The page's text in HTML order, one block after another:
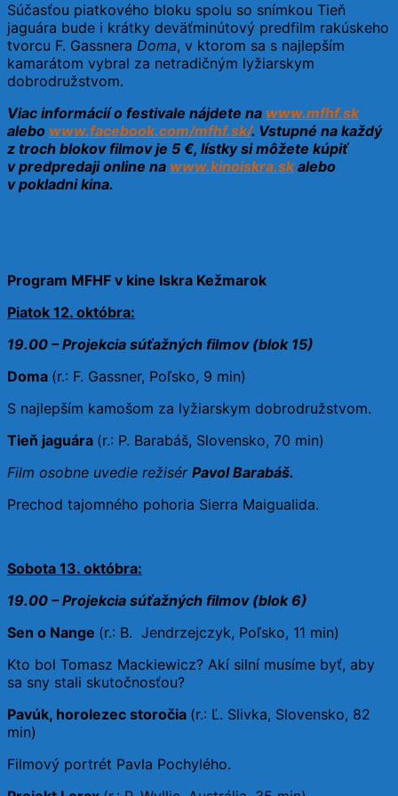
Súčasťou piatkového bloku spolu so snímkou Tieň
jaguára bude i krátky deväťminútový predfilm rakúskeho
tvorcu F. Gassnera Doma, v ktorom sa s najlepším
kamarátom vybral za netradičným lyžiarskym
dobrodružstvom.
Viac informácií o festivale nájdete na www.mfhf.sk
alebo www.facebook.com/mfhf.sk/. Vstupné na každý
z troch blokov filmov je 5 €, lístky si môžete kúpiť
v predpredaji online na www.kinoiskra.skalebo
v pokladni kina.
Program MFHF v kine Iskra Kežmarok
Piatok 12. októbra:
19.00 – Projekcia súťažných filmov (blok 15)
Doma (r.: F. Gassner, Poľsko, 9 min)
S najlepším kamošom za lyžiarskym dobrodružstvom.
Tieň jaguára (r.: P. Barabáš, Slovensko, 70 min)
Film osobne uvedie režisér Pavol Barabáš.
Prechod tajomného pohoria Sierra Maigualida.
Sobota 13. októbra:
19.00 – Projekcia súťažných filmov (blok 6)
Sen o Nange (r.: B. Jendrzejczyk, Poľsko, 11 min)
Kto bol Tomasz Mackiewicz? Akí silní musíme byť, aby
sa sny stali skutočnosťou?
Pavúk, horolezec storočia (r.: Ľ. Slivka, Slovensko, 82
min)
Filmový portrét Pavla Pochylého.